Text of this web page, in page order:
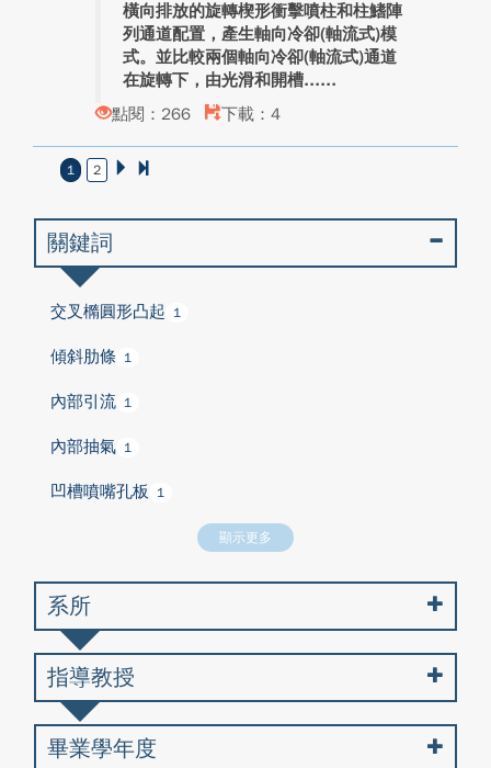
橫向排放的旋轉楔形衝擊噴柱和柱鰭陣
列通道配置，產生軸向冷卻(軸流式)模
式。並比較兩個軸向冷卻(軸流式)通道
在旋轉下，由光滑和開槽...
點閱：266
下載：4
1 2
關鍵詞
交叉橢圓形凸起 1
傾斜肋條 1
內部引流 1
內部抽氣 1
凹槽噴嘴孔板 1
顯示更多
系所
指導教授
畢業學年度